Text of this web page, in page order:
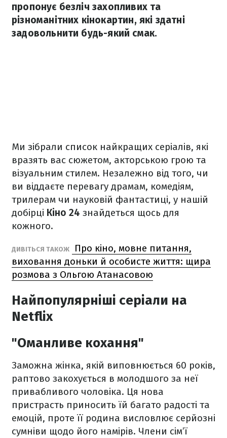
пропонує безліч захопливих та
різноманітних кінокартин, які здатні
задовольнити будь-який смак.
Ми зібрали список найкращих серіалів, які
вразять вас сюжетом, акторською грою та
візуальним стилем. Незалежно від того, чи
ви віддаєте перевагу драмам, комедіям,
трилерам чи науковій фантастиці, у нашій
добірці Кіно 24 знайдеться щось для
кожного.
ДИВІТЬСЯ ТАКОЖ
Про кіно, мовне питання,
виховання доньки й особисте життя: щира
розмова з Ольгою Атанасовою
Найпопулярніші серіали на
Netflix
"Оманливе кохання"
Заможна жінка, якій виповнюється 60 років,
раптово закохується в молодшого за неї
привабливого чоловіка. Ця нова
пристрасть приносить їй багато радості та
емоцій, проте її родина висловлює серйозні
сумніви щодо його намірів. Члени сім’ї